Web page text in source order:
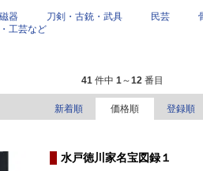
器 刀剣・古銃・武具 民芸
工芸など
41 件中1～12 番目
新着順 価格順 登録順
水戸徳川家名宝図録１